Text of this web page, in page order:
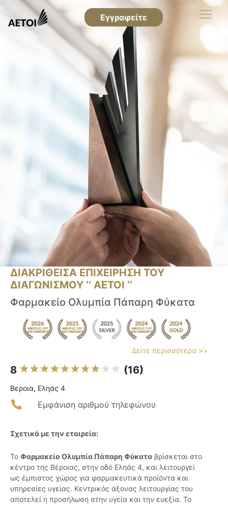
Εγγραφείτε
ΔΙΑΚΡΙΘΕΙΣΑ ΕΠΙΧΕΙΡΗΣΗ ΤΟΥ
ΔΙΑΓΩΝΙΣΜΟΥ ‘’ ΑΕΤΟΙ ‘’
Φαρμακείο Ολυμπία Πάπαρη Φύκατα
Δείτε περισσότερα >>
8 (16)
Βεροια, Εληάς 4
Εμφάνιση αριθμού τηλεφώνου
Σχετικά με την εταιρεία:
Το Φαρμακείο Ολυμπία Πάπαρη Φύκατα βρίσκεται στο
κέντρο της Βέροιας, στην οδό Εληάς 4, και λειτουργεί
ως έμπιστος χώρος για φαρμακευτικά προϊόντα και
υπηρεσίες υγείας. Κεντρικός άξονας λειτουργίας του
αποτελεί η προσήλωση στην υγεία και την ευεξία. Το